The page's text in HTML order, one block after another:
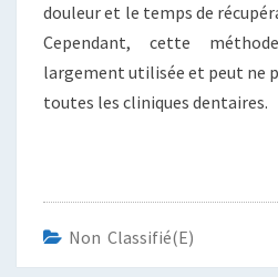
douleur et le temps de
Cependant, cette
largement utilisée et peut ne
toutes les cliniques dentaires.
Non Classifié(e)